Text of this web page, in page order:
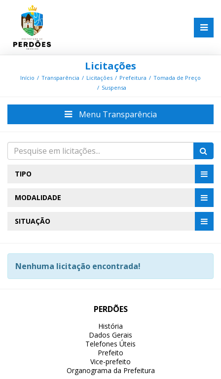
Licitações
Início Transparência Licitações Prefeitura
Tomada de Preço
Suspensa
Menu Transparência
TIPO
MODALIDADE
SITUAÇÃO
Nenhuma licitação encontrada!
PERDÕES
História
Dados Gerais
Telefones Úteis
Prefeito
Vice-prefeito
Organograma da Prefeitura